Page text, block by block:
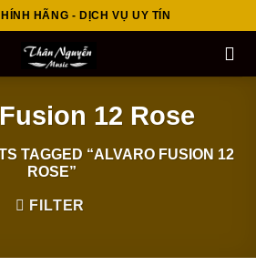
HÃNG - DỊCH VỤ UY TÍN
12 Rose
TAGGED “ALVARO FUSION 12
ROSE”
FILTER